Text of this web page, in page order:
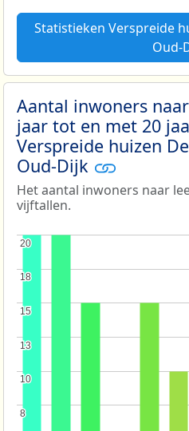
Statistieken Verspreide
Oud-
Aantal inwoners
jaar tot en met 20
Verspreide huizen
Oud-Dijk
Het aantal inwoners naar
vijftallen.
8
8
10
10
13
13
15
15
18
18
20
20